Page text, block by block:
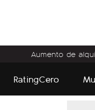
Aumento de
RatingCero